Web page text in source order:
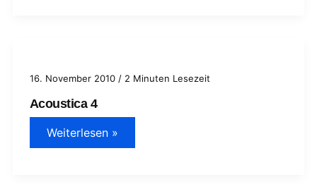
16. November 2010 / 2 Minuten Lesezeit
Acoustica 4
Acoustica
4
Weiterlesen »